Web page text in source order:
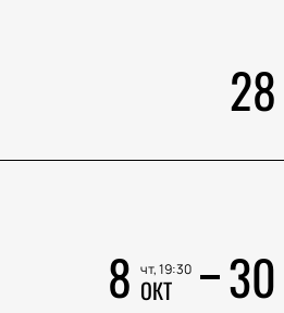
28
8 чт, 19:30
ОКТ 30